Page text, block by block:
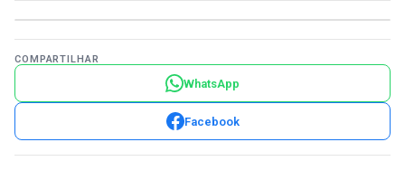
COMPARTILHAR
WhatsApp
Facebook